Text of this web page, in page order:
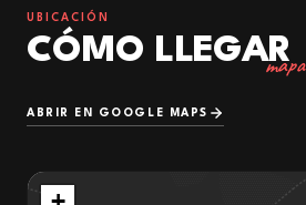
UBICACIÓN
CÓMO LLEGAR
mapa
ABRIR EN GOOGLE MAPS